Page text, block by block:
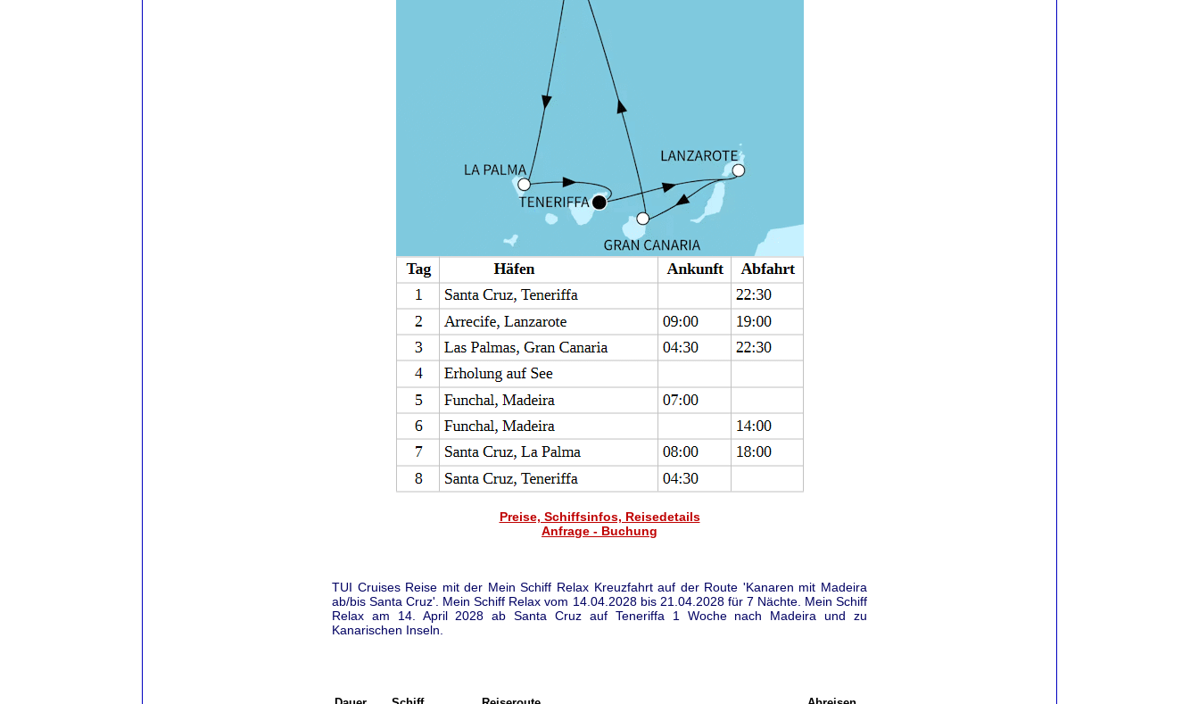
Preise, Schiffsinfos, Reisedetails
Anfrage - Buchung
TUI Cruises Reise mit der Mein Schiff Relax Kreuzfahrt auf der Route 'Kanaren mit Madeira
ab/bis Santa Cruz'. Mein Schiff Relax vom 14.04.2028 bis 21.04.2028 für 7 Nächte. Mein Schiff
Relax am 14. April 2028 ab Santa Cruz auf Teneriffa 1 Woche nach Madeira und zu
Kanarischen Inseln.